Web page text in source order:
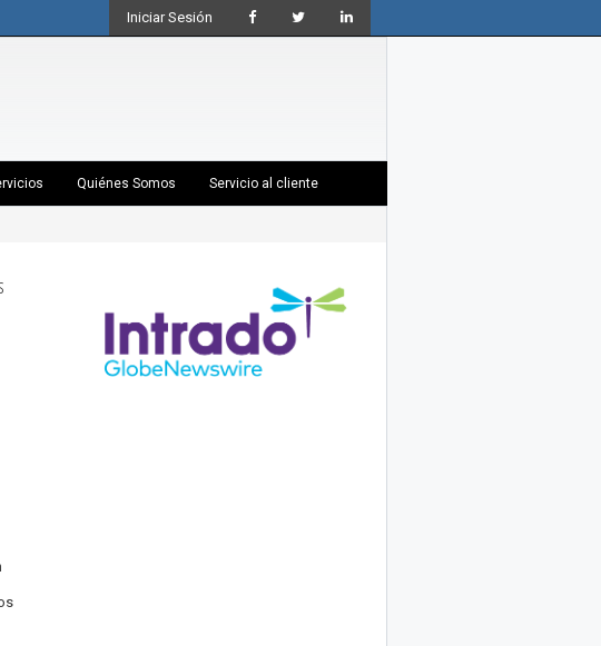
Iniciar Sesión
Quiénes Somos Servicio al cliente